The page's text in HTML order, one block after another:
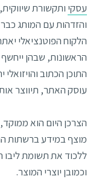
עסקי ותקשורת
והזדהות עם המותג
הלקוח הפוטנציאלי
הראשונות, שבהן
התוכן הכתוב
עוסק האתר, תיווצר
הצרכן היום הוא
מוצף במידע ברשתות
ללכוד את תשומת ליבו
וכמובן יוצרי המוצר.